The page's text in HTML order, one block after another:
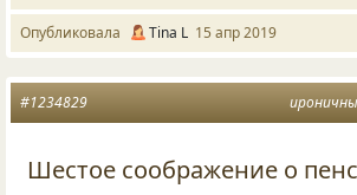
Опубликовала Tina L 15 апр 2019
#1234829
Шестое соображение о